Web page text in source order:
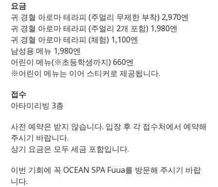
요금
귀 경혈 아로마 테라피 (주얼리 무제한 부착) 2,970엔
귀 경혈 아로마 테라피 (주얼리 2개 포함) 1,980엔
귀 경혈 아로마 테라피 (체험) 1,100엔
남성용 메뉴 1,980엔
어린이 메뉴(※초등학생까지) 660엔
※어린이 메뉴는 이어 스티커로 제공됩니다.
접수
아타미리빙 3층
사전 예약은 받지 않습니다. 입장 후 각 접수처에서 예약해
주시기 바랍니다.
상기 요금은 모두 세금 포함입니다.
이번 기회에 꼭 OCEAN SPA Fuua를 방문해 주시기 바랍
니다.